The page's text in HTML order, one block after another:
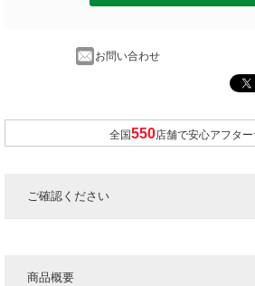
お問い合わせ
全国 店舗で安心アフタ
ご確認ください
商品概要